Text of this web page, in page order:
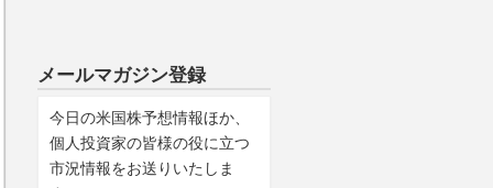
メールマガジン登録
今日の米国株予想情報ほか、
個人投資家の皆様の役に立つ
市況情報をお送りいたしま